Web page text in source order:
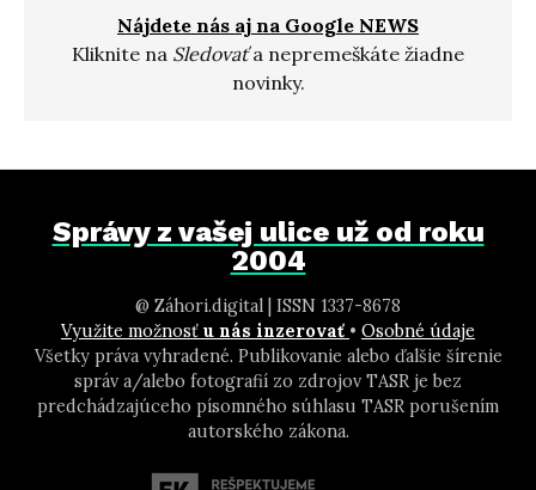
Nájdete nás aj na Google NEWS
Kliknite na Sledovaťa nepremeškáte žiadne
novinky.
Správy z vašej ulice už od roku
2004
@ Záhori.digital | ISSN 1337-8678
Využite možnosť u nás inzerovať • Osobné údaje
Všetky práva vyhradené. Publikovanie alebo ďalšie šírenie
správ a/alebo fotografií zo zdrojov TASR je bez
predchádzajúceho písomného súhlasu TASR porušením
autorského zákona.